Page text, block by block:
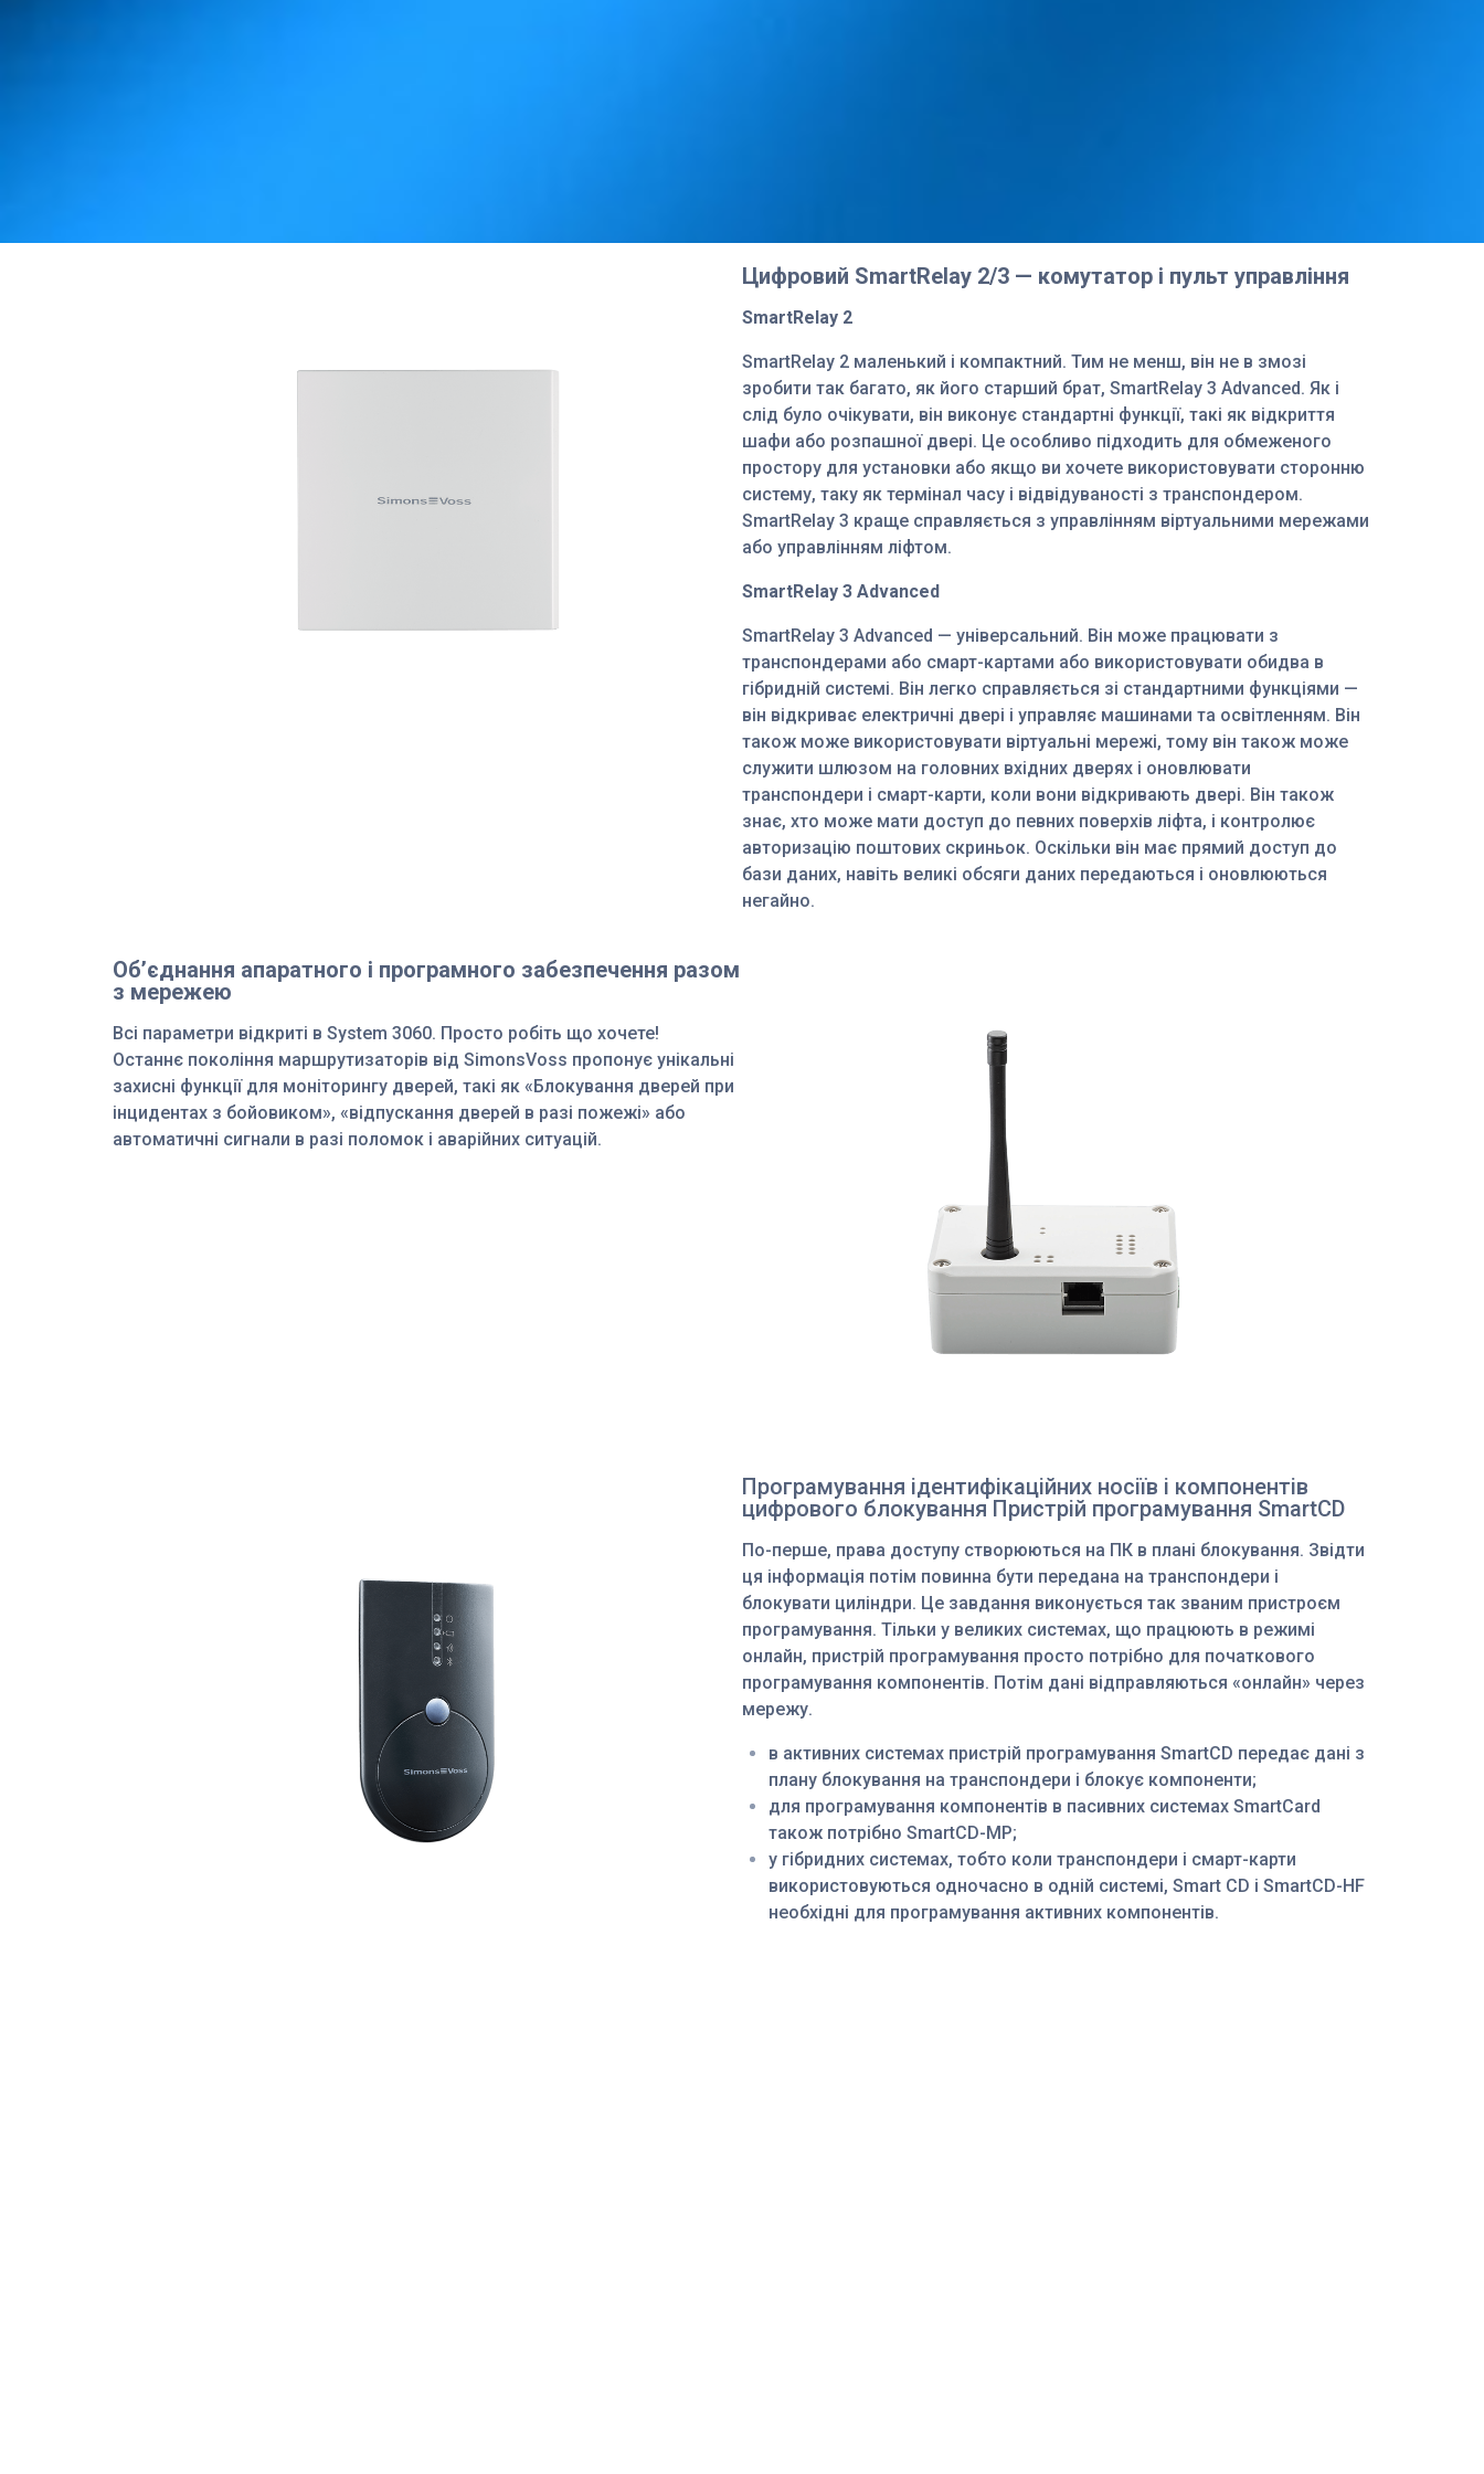
Цифровий SmartRelay 2/3 — комутатор і пульт управління
SmartRelay 2
SmartRelay 2 маленький і компактний. Тим не менш, він не в змозі
зробити так багато, як його старший брат, SmartRelay 3 Advanced. Як і
слід було очікувати, він виконує стандартні функції, такі як відкриття
шафи або розпашної двері. Це особливо підходить для обмеженого
простору для установки або якщо ви хочете використовувати сторонню
систему, таку як термінал часу і відвідуваності з транспондером.
SmartRelay 3 краще справляється з управлінням віртуальними мережами
або управлінням ліфтом.
SmartRelay 3 Advanced
SmartRelay 3 Advanced — універсальний. Він може працювати з
транспондерами або смарт-картами або використовувати обидва в
гібридній системі. Він легко справляється зі стандартними функціями —
він відкриває електричні двері і управляє машинами та освітленням. Він
також може використовувати віртуальні мережі, тому він також може
служити шлюзом на головних вхідних дверях і оновлювати
транспондери і смарт-карти, коли вони відкривають двері. Він також
знає, хто може мати доступ до певних поверхів ліфта, і контролює
авторизацію поштових скриньок. Оскільки він має прямий доступ до
бази даних, навіть великі обсяги даних передаються і оновлюються
негайно.
Об’єднання апаратного і програмного забезпечення разом
з мережею
Всі параметри відкриті в System 3060. Просто робіть що хочете!
Останнє покоління маршрутизаторів від SimonsVoss пропонує унікальні
захисні функції для моніторингу дверей, такі як «Блокування дверей при
інцидентах з бойовиком», «відпускання дверей в разі пожежі» або
автоматичні сигнали в разі поломок і аварійних ситуацій.
Програмування ідентифікаційних носіїв і компонентів
цифрового блокування Пристрій програмування SmartCD
По-перше, права доступу створюються на ПК в плані блокування. Звідти
ця інформація потім повинна бути передана на транспондери і
блокувати циліндри. Це завдання виконується так званим пристроєм
програмування. Тільки у великих системах, що працюють в режимі
онлайн, пристрій програмування просто потрібно для початкового
програмування компонентів. Потім дані відправляються «онлайн» через
мережу.
в активних системах пристрій програмування SmartCD передає дані з
плану блокування на транспондери і блокує компоненти;
для програмування компонентів в пасивних системах SmartCard
також потрібно SmartCD-MP;
у гібридних системах, тобто коли транспондери і смарт-карти
використовуються одночасно в одній системі, Smart CD і SmartCD-HF
необхідні для програмування активних компонентів.